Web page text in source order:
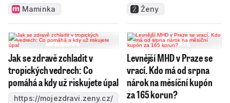
Maminka Ženy
Jak se zdravě zchladit v
tropických vedrech: Co
pomáhá a kdy už riskujete úpal
https://mojezdravi.zeny.cz/
Levnější MHD v Praze se
vrací. Kdo má od srpna
nárok na měsíční kupón
za 165 korun?